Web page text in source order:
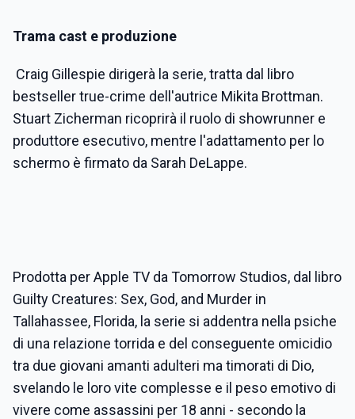
Trama cast e produzione
Craig Gillespie dirigerà la serie, tratta dal libro
bestseller true-crime dell'autrice Mikita Brottman.
Stuart Zicherman ricoprirà il ruolo di showrunner e
produttore esecutivo, mentre l'adattamento per lo
schermo è firmato da Sarah DeLappe.
Prodotta per Apple TV da Tomorrow Studios, dal libro
Guilty Creatures: Sex, God, and Murder in
Tallahassee, Florida, la serie si addentra nella psiche
di una relazione torrida e del conseguente omicidio
tra due giovani amanti adulteri ma timorati di Dio,
svelando le loro vite complesse e il peso emotivo di
vivere come assassini per 18 anni - secondo la